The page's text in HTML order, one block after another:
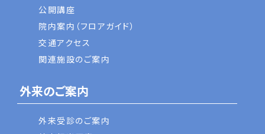
公開講座
院内案内（フロアガイド）
交通アクセス
関連施設のご案内
外来のご案内
外来受診のご案内